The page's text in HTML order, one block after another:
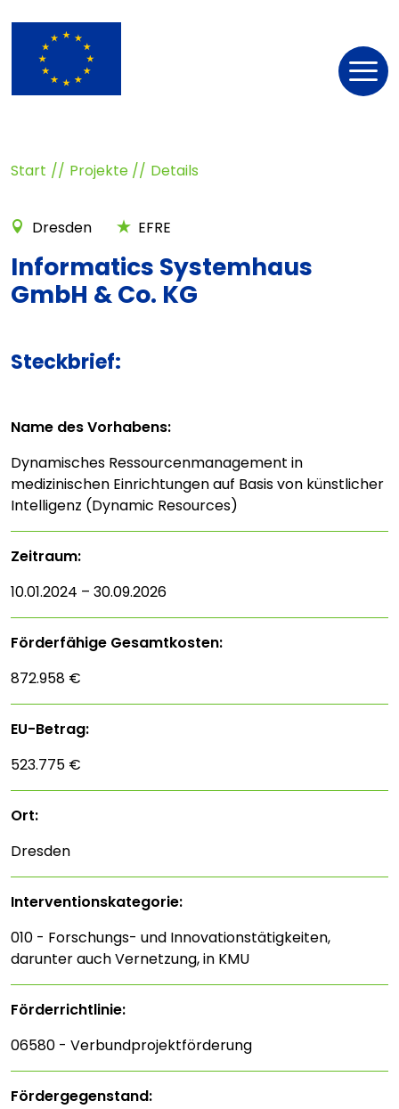
Start Projekte Details
Dresden EFRE
Informatics Systemhaus
GmbH & Co. KG
Steckbrief:
Name des Vorhabens:
Dynamisches Ressourcenmanagement in
medizinischen Einrichtungen auf Basis von künstlicher
Intelligenz (Dynamic Resources)
Zeitraum:
10.01.2024 – 30.09.2026
Förderfähige Gesamtkosten:
872.958 €
EU-Betrag:
523.775 €
Ort:
Dresden
Interventions­kategorie:
010 - Forschungs- und Innovationstätigkeiten,
darunter auch Vernetzung, in KMU
Förderrichtlinie:
06580 - Verbundprojektförderung
Fördergegenstand: